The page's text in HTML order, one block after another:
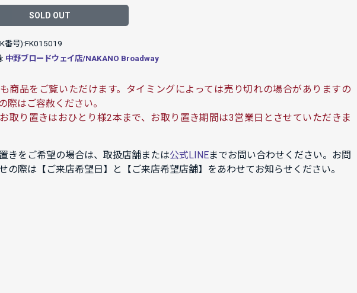
SOLD OUT
番号):FK015019
中野ブロードウェイ店/NAKANO Broadway
商品をご覧いただけます。タイミングによっては売り切れの場合がありますの
際はご容赦ください。
取り置きはおひとり様2本まで、お取り置き期間は3営業日とさせていただきま
きをご希望の場合は、取扱店舗または公式LINEまでお問い合わせください。お問
の際は【ご来店希望日】と【ご来店希望店舗】をあわせてお知らせください。